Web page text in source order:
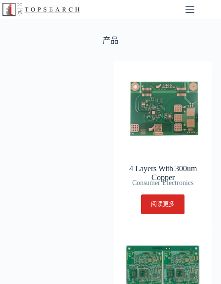
产品
4 Layers With 300um
Copper
Consumer Electronics
阅读更多